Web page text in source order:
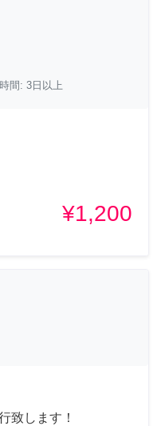
間: 3日以上
¥1,200
致します！